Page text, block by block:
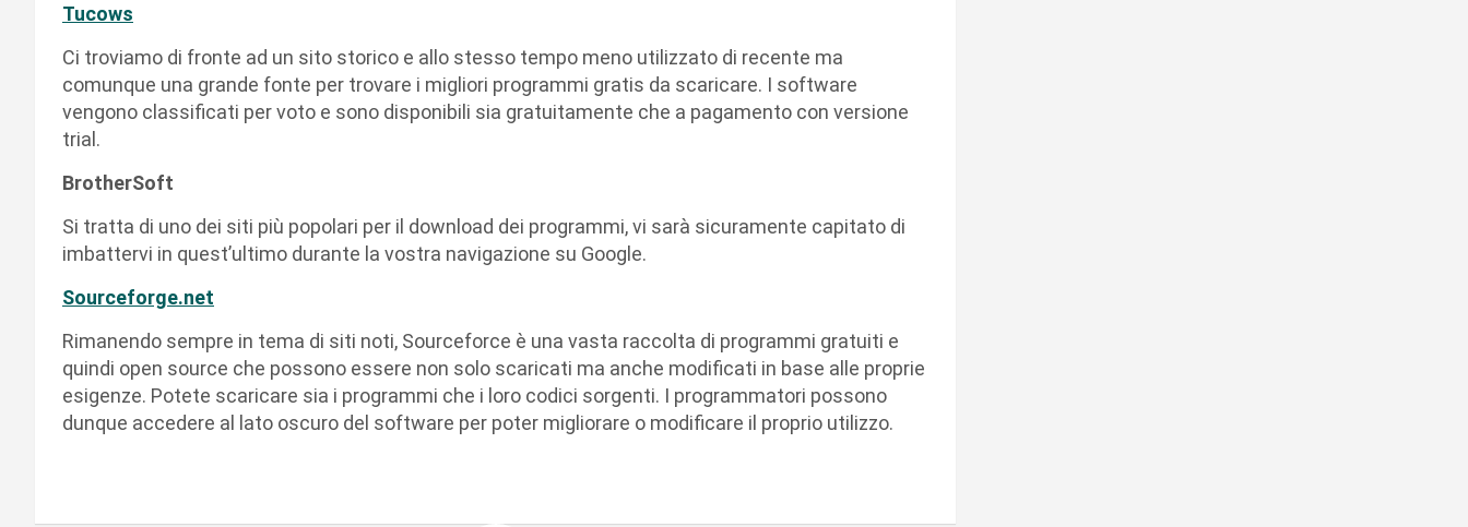
Tucows
Ci troviamo di fronte ad un sito storico e allo stesso tempo meno utilizzato di recente ma
comunque una grande fonte per trovare i migliori programmi gratis da scaricare. I software
vengono classificati per voto e sono disponibili sia gratuitamente che a pagamento con versione
trial.
BrotherSoft
Si tratta di uno dei siti più popolari per il download dei programmi, vi sarà sicuramente capitato di
imbattervi in quest’ultimo durante la vostra navigazione su Google.
Sourceforge.net
Rimanendo sempre in tema di siti noti, Sourceforce è una vasta raccolta di programmi gratuiti e
quindi open source che possono essere non solo scaricati ma anche modificati in base alle proprie
esigenze. Potete scaricare sia i programmi che i loro codici sorgenti. I programmatori possono
dunque accedere al lato oscuro del software per poter migliorare o modificare il proprio utilizzo.